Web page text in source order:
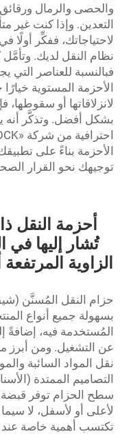
والحصى والرمال
التعدين. وإذا كنت غير
لاحتياجاتك، ففكِّر
نظام النقل لديك.
فبالنسبة للعناصر التي
الأحزمة المستوية
لانزلاقاتها أو
بشكل أفضل. وتذكَّر
الأحزمة بناءً على
توجيهك نحو القرار
أحزمة النقل
تُشار إليها في
الزاوية
حزام النقل المُسنَّن
بسهولة جميع أنواع
المُستخدمة فيه،
عن التشغيل. ومن أبرز
نقل المواد السائبة
التصاميم الممتدة
سطح الحزام توفر قبضة
لأعلى أو لأسفل، لا
تكتسب أهمية خاصة